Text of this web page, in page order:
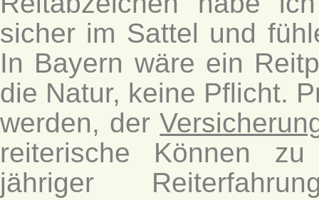
sicher im Sattel und
In Bayern wäre ein
die Natur, keine Pflicht.
werden, der
reiterische Können
jähriger